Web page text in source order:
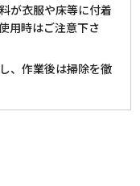
が衣服や床等に付着
用時はご注意下さ
、作業後は掃除を徹